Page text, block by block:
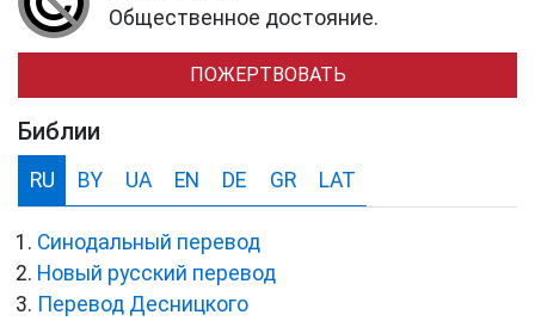
Общественное достояние.
ПОЖЕРТВОВАТЬ
Библии
RU BY UA EN DE GR LAT
Синодальный перевод
Новый русский перевод
Перевод Десницкого